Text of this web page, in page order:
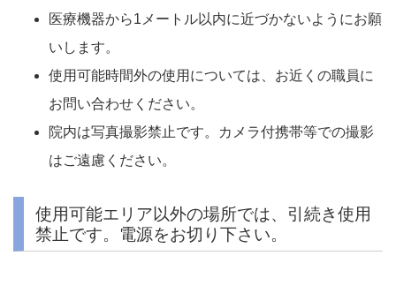
医療機器から1メートル以内に近づかないようにお願
いします。
使用可能時間外の使用については、お近くの職員に
お問い合わせください。
院内は写真撮影禁止です。カメラ付携帯等での撮影
はご遠慮ください。
使用可能エリア以外の場所では、引続き使用
禁止です。電源をお切り下さい。